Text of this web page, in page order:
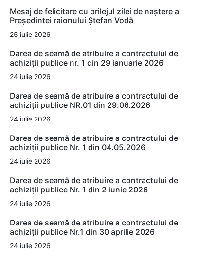
Mesaj de felicitare cu prilejul zilei de naștere a
Președintei raionului Ștefan Vodă
25 iulie 2026
Darea de seamă de atribuire a contractului de
achiziții publice nr. 1 din 29 ianuarie 2026
24 iulie 2026
Darea de seamă de atribuire a contractului de
achiziții publice NR.01 din 29.06.2026
24 iulie 2026
Darea de seamă de atribuire a contractului de
achiziții publice Nr. 1 din 04.05.2026
24 iulie 2026
Darea de seamă de atribuire a contractului de
achiziții publice Nr. 1 din 2 iunie 2026
24 iulie 2026
Darea de seamă de atribuire a contractului de
achiziții publice Nr.1 din 30 aprilie 2026
24 iulie 2026